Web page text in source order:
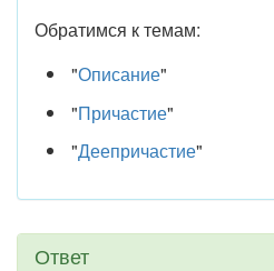
Обратимся к темам:
"Описание"
"Причастие"
"Деепричастие"
Ответ